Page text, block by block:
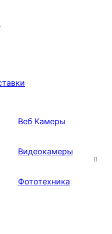
Веб Камеры
Видеокамеры
Фототехника